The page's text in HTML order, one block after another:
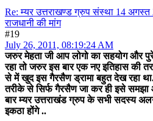
Re: म्यर उत्तराखण्ड ग्रुप संस्था 14
राजधानी की मांग
#19
July 26, 2011, 08:19:24 AM
जरुर मेहता जी आप लोगो का सहयोग और
रहा तो जरुर इस बार एक नए इतिहास की
से में खुद इस गैरसैण ड्रामा बहुत देख रहा
तरीके से सिर्फ गैरसैण जा कर ही इसे
बार म्यर उत्तराखंड ग्रुप के सभी सदस्य
इकठा होंगे ..